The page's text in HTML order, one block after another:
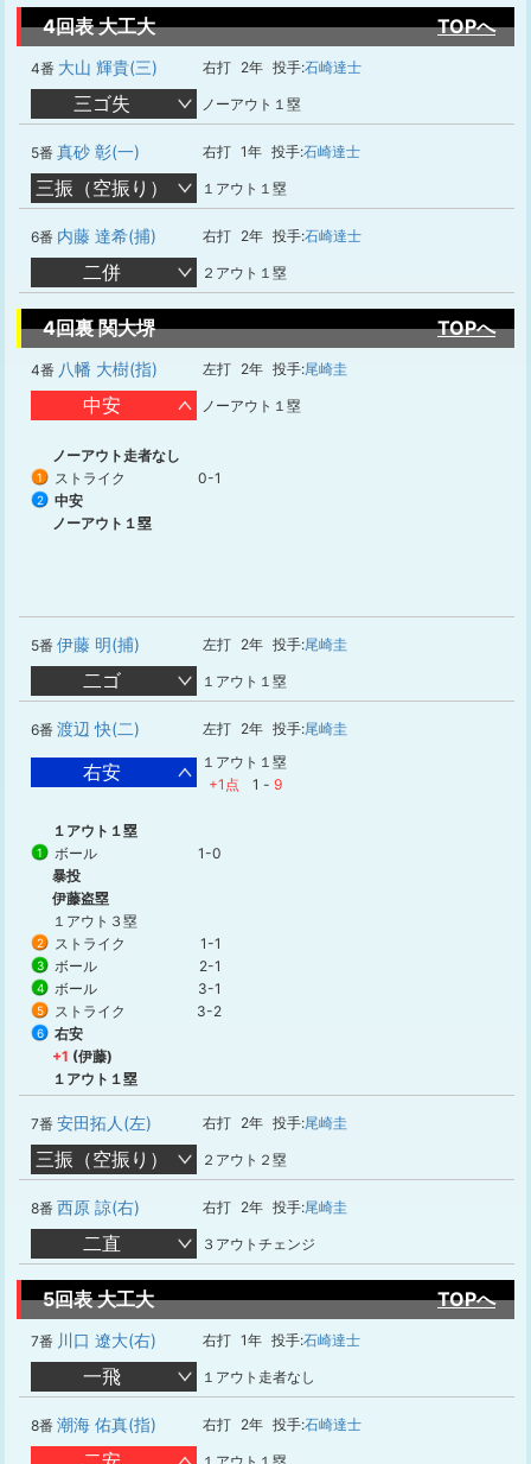
4回表 大工大 TOPへ
4番 大山 輝貴(三) 右打 2年 投手:石崎達士
三ゴ失 ノーアウト１塁
5番 真砂 彰(一) 右打 1年 投手:石崎達士
三振（空振り） １アウト１塁
6番 内藤 達希(捕) 右打 2年 投手:石崎達士
二併 ２アウト１塁
4回裏 関大堺 TOPへ
4番 八幡 大樹(指) 左打 2年 投手:尾崎圭
中安 ノーアウト１塁
ノーアウト走者なし
1 ストライク 0-1
2
中安
ノーアウト１塁
5番 伊藤 明(捕) 左打 2年 投手:尾崎圭
二ゴ １アウト１塁
6番 渡辺 快(二) 左打 2年 投手:尾崎圭
右安
１アウト１塁
+1点
1 - 9
１アウト１塁
1 ボール
1-0
暴投
伊藤盗塁
１アウト３塁
2 ストライク 1-1
3 ボール 2-1
4 ボール 3-1
5 ストライク 3-2
6
右安
+1 (伊藤)
１アウト１塁
7番 安田拓人(左) 右打 2年 投手:尾崎圭
三振（空振り） ２アウト２塁
8番 西原 諒(右) 右打 2年 投手:尾崎圭
二直 ３アウトチェンジ
5回表 大工大 TOPへ
7番 川口 遼大(右) 右打 1年 投手:石崎達士
一飛 １アウト走者なし
8番 潮海 佑真(指) 右打 2年 投手:石崎達士